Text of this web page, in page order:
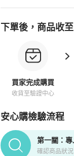
下單後，商品收
買家完成購買
收貨至驗證中心
安心購檢驗流程
PopChill拍拍圈正品
第一關：
確認商品狀